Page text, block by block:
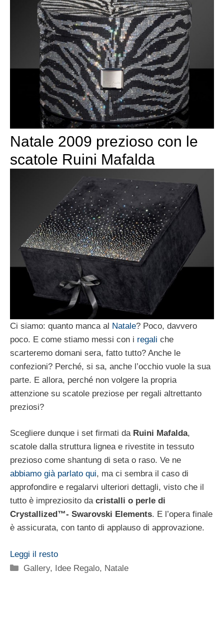
Natale 2009 prezioso con le
scatole Ruini Mafalda
Ci siamo: quanto manca al Natale? Poco, davvero
poco. E come stiamo messi con i regali che
scarteremo domani sera, fatto tutto? Anche le
confezioni? Perché, si sa, anche l’occhio vuole la sua
parte. E allora, perché non volgere la propria
attenzione su scatole preziose per regali altrettanto
preziosi?
Scegliere dunque i set firmati da Ruini Mafalda,
scatole dalla struttura lignea e rivestite in tessuto
prezioso come shantung di seta o raso. Ve ne
abbiamo già parlato qui, ma ci sembra il caso di
approfondire e regalarvi ulteriori dettagli, visto che il
tutto è impreziosito da cristalli o perle di
Crystallized™- Swarovski Elements. E l’opera finale
è assicurata, con tanto di applauso di approvazione.
Leggi il resto
Categorie
Gallery, Idee Regalo, Natale